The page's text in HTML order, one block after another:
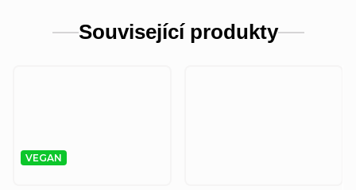
Související produkty
VEGAN